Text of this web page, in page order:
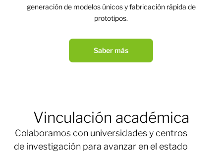
generación de modelos únicos y fabricación rápida de
prototipos.
Saber más
Vinculación académica
Colaboramos con universidades y centros
de investigación para avanzar en el estado